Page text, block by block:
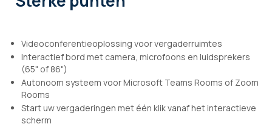
Videoconferentieoplossing voor vergaderruimtes
Interactief bord met camera, microfoons en luidsprekers
(65" of 86")
Autonoom systeem voor Microsoft Teams Rooms of Zoom
Rooms
Start uw vergaderingen met één klik vanaf het interactieve
scherm